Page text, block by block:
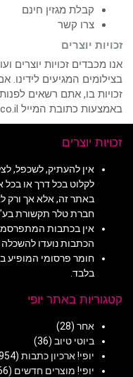
קבלת מגזין חינם
צרו קשר
זכויות יוצרים
אנו מכבדים זכויות יוצרים
בצילומים המגיעים לידינו.
זכויות בו, אתם רשאים
באמצעות כתובת המייל taler@taler.co.il
זכויות יוצרים
אין להעתיק, לשכפל,
לקלוט בכל דרך או
באתר זה, אלא אך ורק
חברת טלר תקשורת
אין בכתבות
הכתבות נועדו להשכלה
חומר פרסומי המופיע
בלבד.
קטגוריות באתר יופי
אחר (28)
ביוטי טיוב (36)
יופי! ארכיון כתבות (954)
יופי! מוצרים חדשים (2,566)